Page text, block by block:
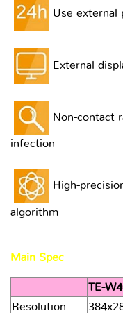
Use external
External
Non-contact
infection
High-
algorithm
Main Spec
TE-
Resolution